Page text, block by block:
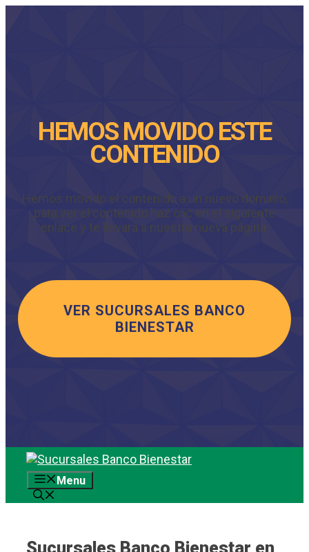
HEMOS MOVIDO ESTE
CONTENIDO
Hemos movido el contenido a un nuevo dominio,
para ver el contenido haz clic en el siguiente
enlace y te llevará a nuestra nueva página.
VER SUCURSALES BANCO
BIENESTAR
Saltar
contenidoMenu
Sucursales Banco Bienestar en